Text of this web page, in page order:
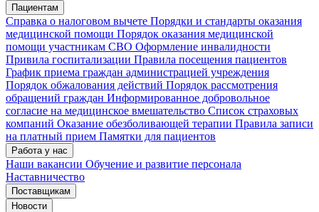
Пациентам
Справка о налоговом вычете Порядки и стандарты оказания
медицинской помощи Порядок оказания медицинской
помощи участникам СВО Оформление инвалидности
Привила госпитализации Правила посещения пациентов
График приема граждан администрацией учреждения
Порядок обжалования действий Порядок рассмотрения
обращений граждан Информированное добровольное
согласие на медицинское вмешательство Список страховых
компаний Оказание обезболивающей терапии Правила записи
на платный прием Памятки для пациентов
Работа у нас
Наши вакансии Обучение и развитие персонала
Наставничество
Поставщикам
Новости